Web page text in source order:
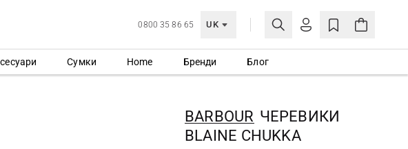
0800 35 86 65 UK
МОЯ ОБЛІКІВКА
Ще не зареєстровані?
СТВОРИТИ ОБЛІКІВКУ
Сумки Home Бренди Блог
BARBOUR ЧЕРЕВИКИ
BLAINE CHUKKA